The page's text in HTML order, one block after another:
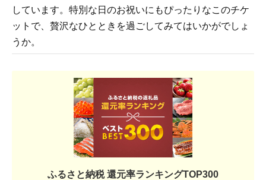
しています。特別な日のお祝いにもぴったりなこのチケ
ットで、贅沢なひとときを過ごしてみてはいかがでしょ
うか。
ふるさと納税 還元率ランキングTOP300